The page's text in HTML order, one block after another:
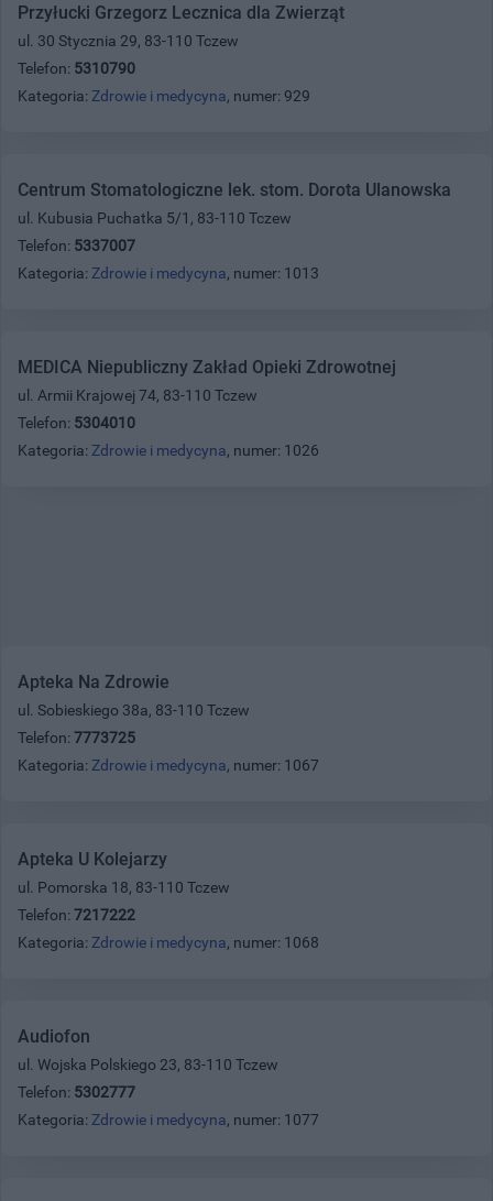
Przyłucki Grzegorz Lecznica dla Zwierząt
ul. 30 Stycznia 29, 83-110 Tczew
Telefon: 5310790
Kategoria: Zdrowie i medycyna, numer: 929
Centrum Stomatologiczne lek. stom. Dorota Ulanowska
ul. Kubusia Puchatka 5/1, 83-110 Tczew
Telefon: 5337007
Kategoria: Zdrowie i medycyna, numer: 1013
MEDICA Niepubliczny Zakład Opieki Zdrowotnej
ul. Armii Krajowej 74, 83-110 Tczew
Telefon: 5304010
Kategoria: Zdrowie i medycyna, numer: 1026
Apteka Na Zdrowie
ul. Sobieskiego 38a, 83-110 Tczew
Telefon: 7773725
Kategoria: Zdrowie i medycyna, numer: 1067
Apteka U Kolejarzy
ul. Pomorska 18, 83-110 Tczew
Telefon: 7217222
Kategoria: Zdrowie i medycyna, numer: 1068
Audiofon
ul. Wojska Polskiego 23, 83-110 Tczew
Telefon: 5302777
Kategoria: Zdrowie i medycyna, numer: 1077